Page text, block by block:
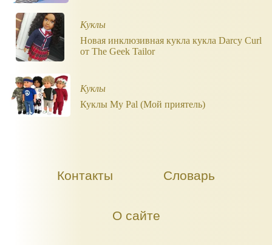
Куклы
Новая инклюзивная кукла кукла Darcy Curl
от The Geek Tailor
Куклы
Куклы My Pal (Мой приятель)
Контакты Словарь
О сайте